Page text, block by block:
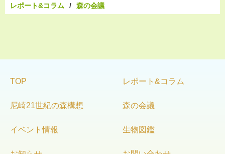
レポート&コラム 森の会議
TOP
尼崎21世紀の森構想
イベント情報
レポート&コラム
森の会議
生物図鑑